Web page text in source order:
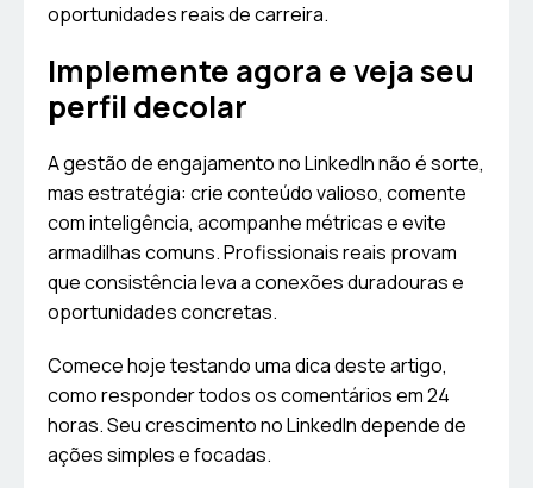
oportunidades reais de carreira.
Implemente agora e veja seu
perfil decolar
A gestão de engajamento no LinkedIn não é sorte,
mas estratégia: crie conteúdo valioso, comente
com inteligência, acompanhe métricas e evite
armadilhas comuns. Profissionais reais provam
que consistência leva a conexões duradouras e
oportunidades concretas.
Comece hoje testando uma dica deste artigo,
como responder todos os comentários em 24
horas. Seu crescimento no LinkedIn depende de
ações simples e focadas.